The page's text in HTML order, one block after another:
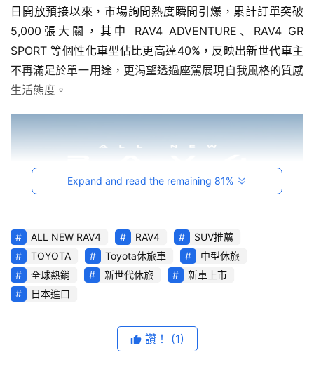
影
音
台
灣
車
與
玩
C
A
R
綜
日開放預接以來，市場詢問熱度瞬間引爆，累計訂單突破
5,000張大關，其中 RAV4 ADVENTURE、RAV4 GR
SPORT 等個性化車型佔比更高達40%，反映出新世代車主
不再滿足於單一用途，更渴望透過座駕展現自我風格的質感
生活態度。
Expand and read the remaining 81%
ALL NEW RAV4 RAV4
SUV推薦
TOYOTA
Toyota休旅車
中型休旅
全球熱銷
新世代休旅
新車上市
日本進口
讚！ (1)